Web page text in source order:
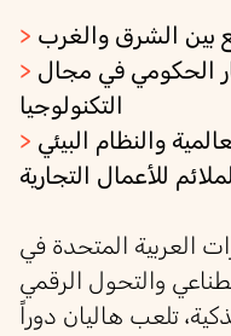
> بين الشرق والغرب
>
التكنولوجيا
> والنظام البيئي
للأعمال التجارية
العربية المتحدة في
والتحول الرقمي
تلعب هاليان دوراً